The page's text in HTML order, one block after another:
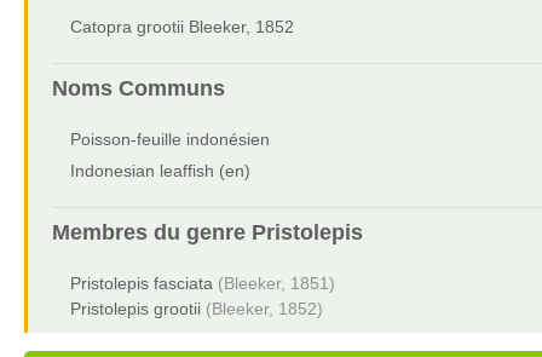
Catopra grootii Bleeker, 1852
Noms Communs
Poisson-feuille indonésien
Indonesian leaffish (en)
Membres du genre Pristolepis
Pristolepis fasciata (Bleeker, 1851)
Pristolepis grootii (Bleeker, 1852)